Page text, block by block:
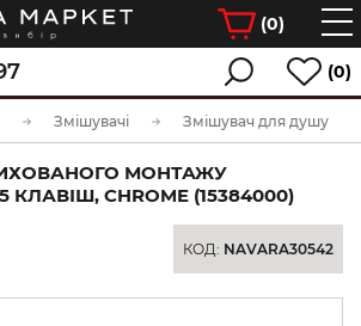
(0)
(0)
Змішувачі Змішувач для душу
МОНТАЖУ
КЛАВІШ, CHROME (15384000)
КОД: NAVARA30542